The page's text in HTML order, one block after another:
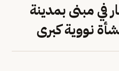
في مبنى بمدينة
نووية كبرى